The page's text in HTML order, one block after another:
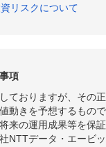
リスクについて
項
ておりますが、その
動きを予想するもの
来の運用成果等を保
NTTデータ・エービ